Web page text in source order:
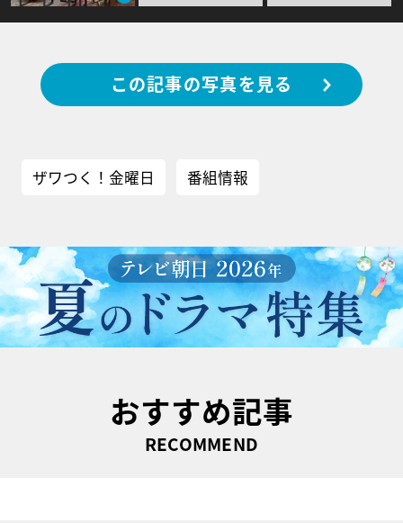
この記事の写真を見る
ザワつく！金曜日 番組情報
おすすめ記事
RECOMMEND